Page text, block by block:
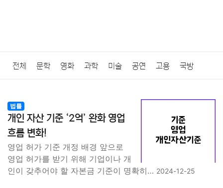
전체 문학 영화 과학 미술 공연 고용 국방
질병 가요 방송 일상 주식 블록체인
결혼 육아 반려동물 패션 미용
요리 상품리뷰 원예 금융 게임 스포츠 사진
법률
개인 자산 기준 ‘2억’ 완화 영업
흐름 변화!
영업 허가 기준 개정 배경 앞으로
영업 허가를 받기 위해 기업이나 개
인이 갖추어야 할 자본금 기준이 명확히… 2024-12-25